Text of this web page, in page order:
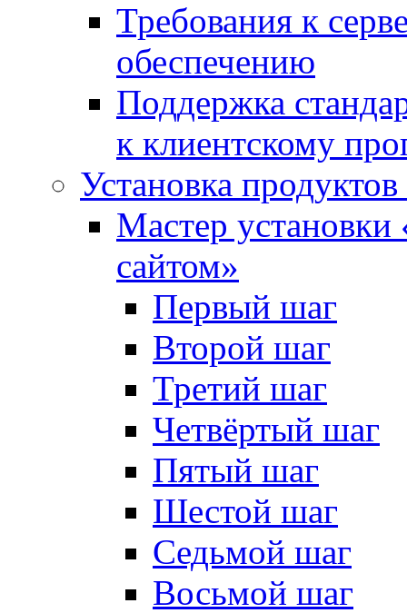
Требования к
обеспечению
Поддержка
к клиентскому
Установка
Мастер
сайтом»
Первый шаг
Второй шаг
Третий шаг
Четвёртый шаг
Пятый шаг
Шестой шаг
Седьмой шаг
Восьмой шаг